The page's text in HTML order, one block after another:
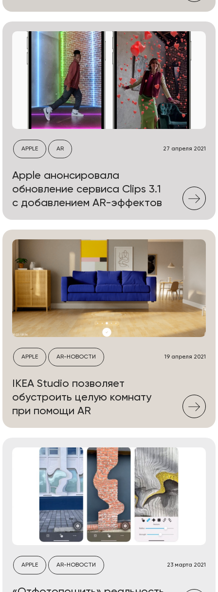
APPLE AR 27 апреля 2021
Apple анонсировала
обновление сервиса Clips 3.1
с добавлением AR-эффектов
APPLE AR-НОВОСТИ 19 апреля 2021
IKEA Studio позволяет
обустроить целую комнату
при помощи AR
APPLE AR-НОВОСТИ 23 марта 2021